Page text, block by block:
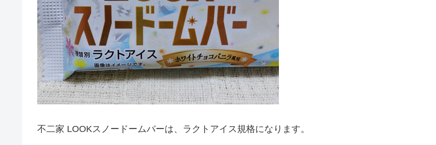
不二家 LOOKスノードームバーは、ラクトアイス規格になります。